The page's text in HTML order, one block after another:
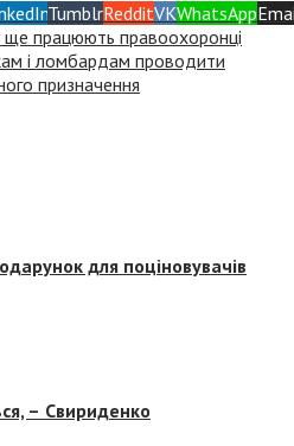
TumblrRedditVKWhatsApp
ще працюють правоохоронці
і ломбардам проводити
призначення
для поціновувачів
– Свириденко